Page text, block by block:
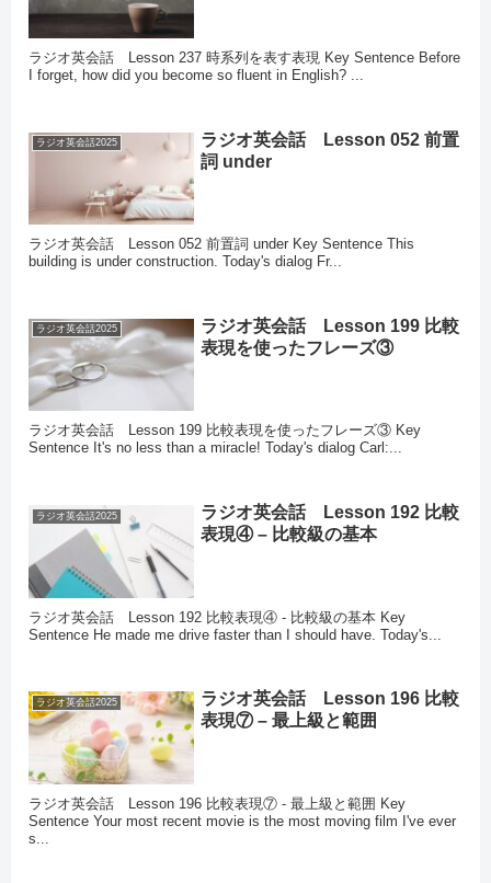
ラジオ英会話 Lesson 237 時系列を表す表現 Key Sentence Before
I forget, how did you become so fluent in English? ...
ラジオ英会話2025
ラジオ英会話 Lesson 052 前置
詞 under
ラジオ英会話 Lesson 052 前置詞 under Key Sentence This
building is under construction. Today's dialog Fr...
ラジオ英会話2025
ラジオ英会話 Lesson 199 比較
表現を使ったフレーズ③
ラジオ英会話 Lesson 199 比較表現を使ったフレーズ③ Key
Sentence It's no less than a miracle! Today's dialog Carl:...
ラジオ英会話2025
ラジオ英会話 Lesson 192 比較
表現④ – 比較級の基本
ラジオ英会話 Lesson 192 比較表現④ - 比較級の基本 Key
Sentence He made me drive faster than I should have. Today's...
ラジオ英会話2025
ラジオ英会話 Lesson 196 比較
表現⑦ – 最上級と範囲
ラジオ英会話 Lesson 196 比較表現⑦ - 最上級と範囲 Key
Sentence Your most recent movie is the most moving film I've ever
s...